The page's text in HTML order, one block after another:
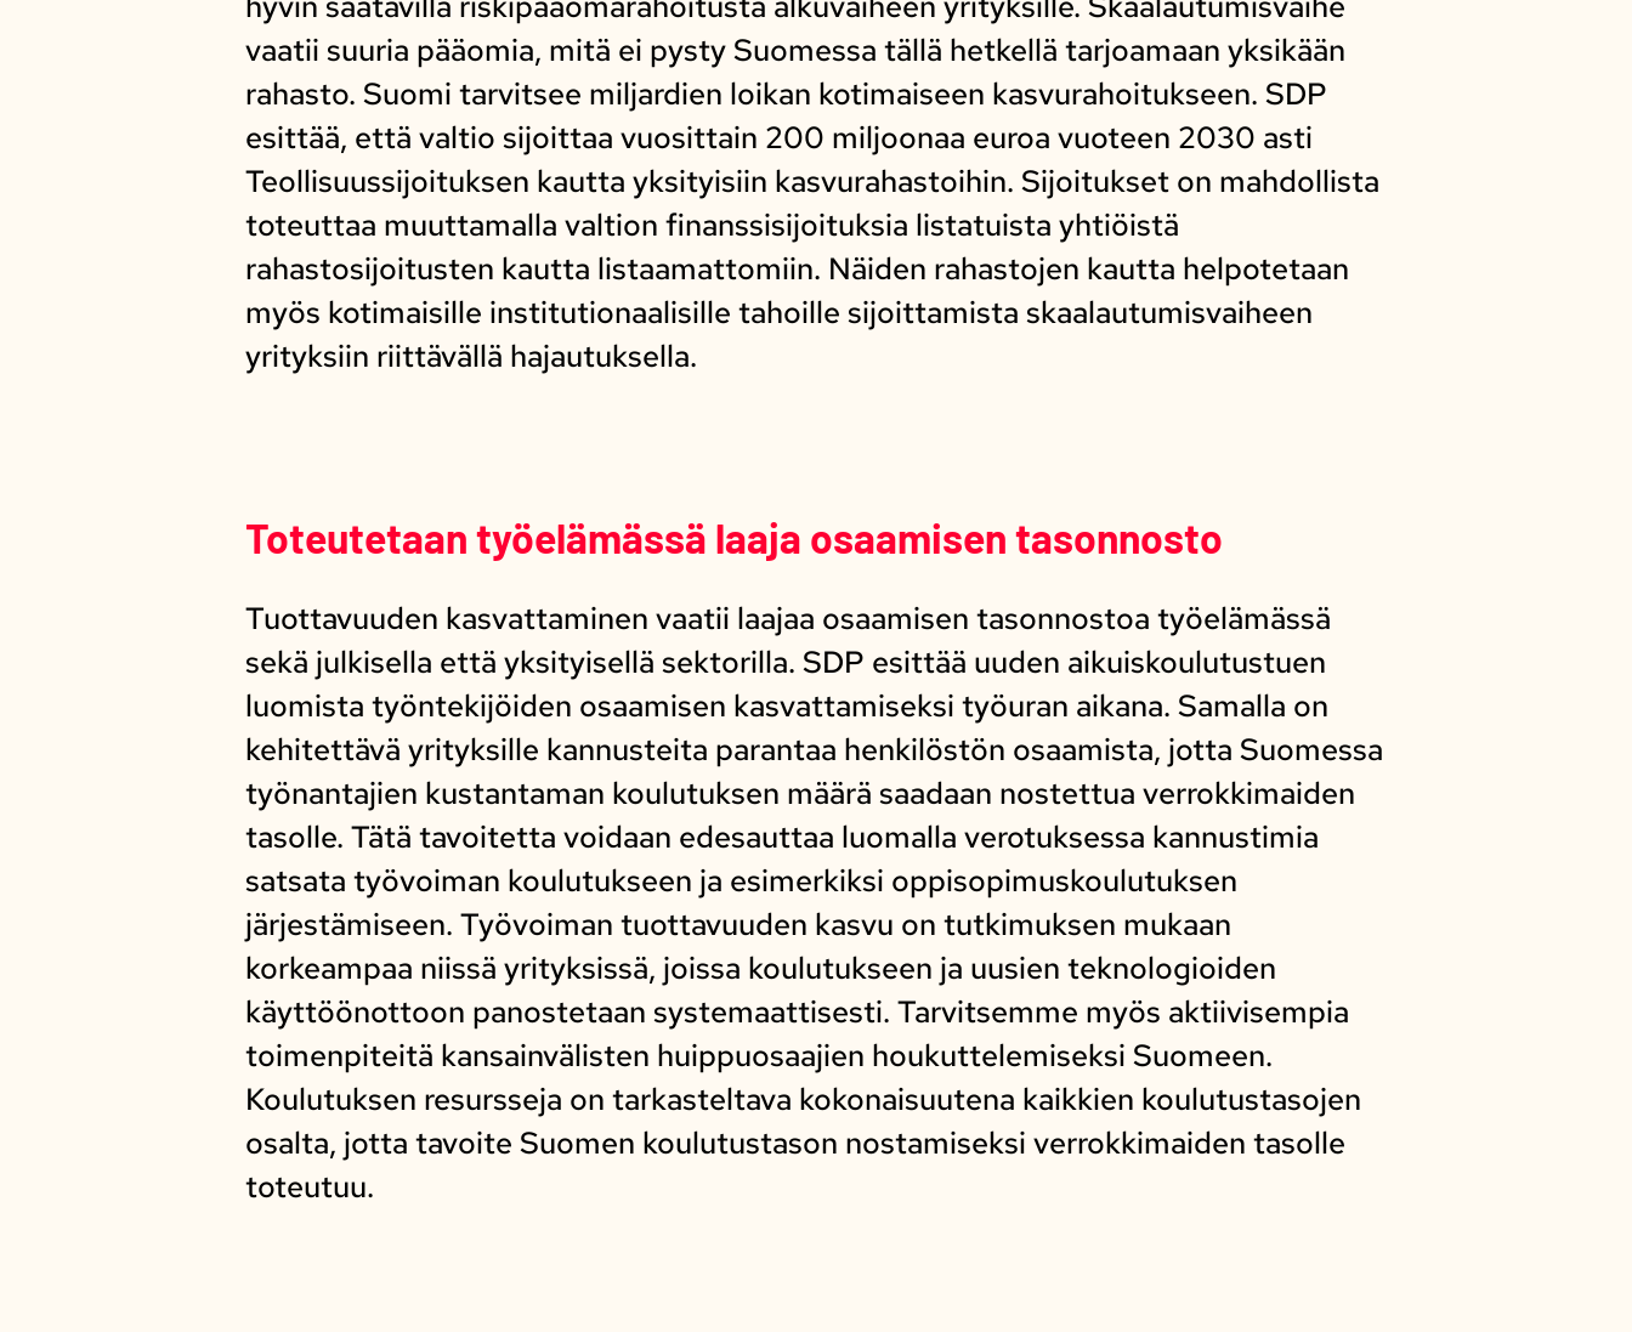
vaatii suuria pääomia, mitä ei pysty Suomessa tällä hetkellä tarjoamaan yksikään
rahasto. Suomi tarvitsee miljardien loikan kotimaiseen kasvurahoitukseen. SDP
esittää, että valtio sijoittaa vuosittain 200 miljoonaa euroa vuoteen 2030 asti
Teollisuussijoituksen kautta yksityisiin kasvurahastoihin. Sijoitukset on mahdollista
toteuttaa muuttamalla valtion finanssisijoituksia listatuista yhtiöistä
rahastosijoitusten kautta listaamattomiin. Näiden rahastojen kautta helpotetaan
myös kotimaisille institutionaalisille tahoille sijoittamista skaalautumisvaiheen
yrityksiin riittävällä hajautuksella.
Toteutetaan työelämässä laaja osaamisen tasonnosto
Tuottavuuden kasvattaminen vaatii laajaa osaamisen tasonnostoa työelämässä
sekä julkisella että yksityisellä sektorilla. SDP esittää uuden aikuiskoulutustuen
luomista työntekijöiden osaamisen kasvattamiseksi työuran aikana. Samalla on
kehitettävä yrityksille kannusteita parantaa henkilöstön osaamista, jotta Suomessa
työnantajien kustantaman koulutuksen määrä saadaan nostettua verrokkimaiden
tasolle. Tätä tavoitetta voidaan edesauttaa luomalla verotuksessa kannustimia
satsata työvoiman koulutukseen ja esimerkiksi oppisopimuskoulutuksen
järjestämiseen. Työvoiman tuottavuuden kasvu on tutkimuksen mukaan
korkeampaa niissä yrityksissä, joissa koulutukseen ja uusien teknologioiden
käyttöönottoon panostetaan systemaattisesti. Tarvitsemme myös aktiivisempia
toimenpiteitä kansainvälisten huippuosaajien houkuttelemiseksi Suomeen.
Koulutuksen resursseja on tarkasteltava kokonaisuutena kaikkien koulutustasojen
osalta, jotta tavoite Suomen koulutustason nostamiseksi verrokkimaiden tasolle
toteutuu.